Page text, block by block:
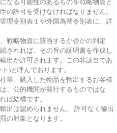
なる可能性のあるものを戦略物資と
の許可を受けなければなりません。
理令別表１や外国為替令別表に、詳
戦略物資に該当するか否かの判定
されれば、その旨の証明書を作成し
出が許可されます。この非該当であ
)と呼んでおります。
等、購入した物品を輸出するお客様
、公的機関が発行するものではな
ば結構です。
出は認められません。 許可なく輸出
の対象となります。